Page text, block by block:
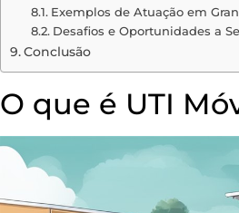
Exemplos de Atuação em
Desafios e Oportunidades a
Conclusão
O que é UTI